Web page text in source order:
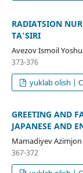
RADIATSION
TA'SIRI
Avezov Ismoil
373-376
yuklab olish |
GREETING AND
JAPANESE AND
Mamadiyev
367-372